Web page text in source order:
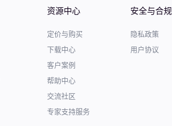
资源中心
定价与购买
下载中心
客户案例
帮助中心
交流社区
专家支持服务
安全与合规
隐私政策
用户协议